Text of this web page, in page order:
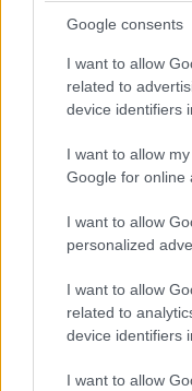
Google consents
I want to allow
related to
device identifiers
I want to allow
Google for online
I want to allow
personalized
I want to allow
related to
device identifiers
I want to allow
RTX-alapú
ultrabook létére
teljesített a gép. Azt
hogy eljött a gamer
fejlődés
területre, mert
előrelépéseknek
Pulzusméréssel
balatoni
4 és egy 8 km-es